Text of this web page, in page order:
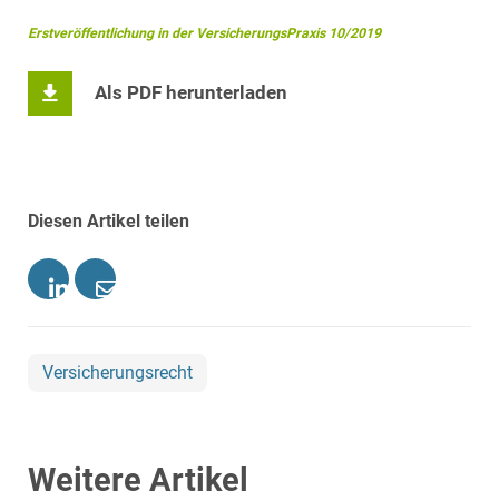
Erstveröffentlichung in der VersicherungsPraxis 10/2019
Als PDF herunterladen
Diesen Artikel teilen
Versicherungsrecht
Weitere Artikel